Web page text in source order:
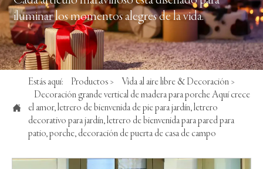
iluminar los momentos alegres de la vida.

Estás aquí: Productos > Vida al aire libre & Decoración >
Decoración grande vertical de madera para porche Aquí crece
el amor, letrero de bienvenida de pie para jardín, letrero
decorativo para jardín, letrero de bienvenida para pared para
patio, porche, decoración de puerta de casa de campo